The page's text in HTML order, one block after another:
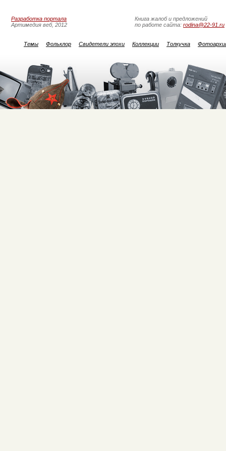
Разработка портала
Артимедия веб, 2012
Книга жалоб и предложений
по работе сайта: rodina@22-91.ru
Темы Фольклор Свидетели эпохи Коллекции Толкучка